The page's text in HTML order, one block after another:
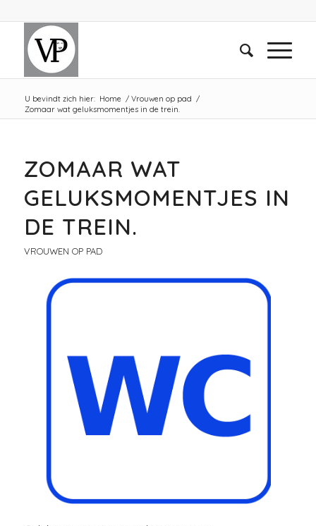
U bevindt zich hier: Home / Vrouwen op pad /
Zomaar wat geluksmomentjes in de trein.
ZOMAAR WAT
GELUKSMOMENTJES IN
DE TREIN.
VROUWEN OP PAD